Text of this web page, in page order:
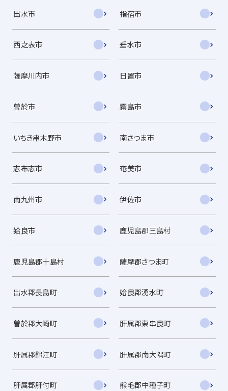
出水市 指宿市
西之表市 垂水市
薩摩川内市 日置市
曽於市 霧島市
いちき串木野市 南さつま市
志布志市 奄美市
南九州市 伊佐市
姶良市 鹿児島郡三島村
鹿児島郡十島村 薩摩郡さつま町
出水郡長島町 姶良郡湧水町
曽於郡大崎町 肝属郡東串良町
肝属郡錦江町 肝属郡南大隅町
肝属郡肝付町 熊毛郡中種子町